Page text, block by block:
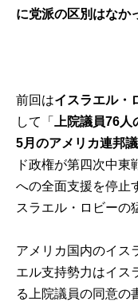
に党派の区別はなか
前回はイスラエル・
して「
上院議員76人
5月のアメリカ連邦
ド政権が第四次中
への全面支援を停止
スラエル・ロビーの
アメリカ国内のイス
エル支持勢力はイス
る上院議員の同意の